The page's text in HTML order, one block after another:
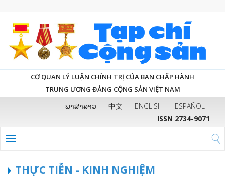
CƠ QUAN LÝ LUẬN CHÍNH TRỊ CỦA BAN CHẤP HÀNH
TRUNG ƯƠNG ĐẢNG CỘNG SẢN VIỆT NAM
ພາສາລາວ 中文 ENGLISH
ESPAÑOL
ISSN 2734-9071
THỰC TIỄN - KINH NGHIỆM